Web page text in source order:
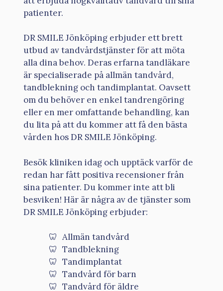
patienter.
DR SMILE Jönköping erbjuder ett brett
utbud av tandvårdstjänster för att möta
alla dina behov. Deras erfarna tandläkare
är specialiserade på allmän tandvård,
tandblekning och tandimplantat. Oavsett
om du behöver en enkel tandrengöring
eller en mer omfattande behandling, kan
du lita på att du kommer att få den bästa
vården hos DR SMILE Jönköping.
Besök kliniken idag och upptäck varför de
redan har fått positiva recensioner från
sina patienter. Du kommer inte att bli
besviken! Här är några av de tjänster som
DR SMILE Jönköping erbjuder:
Allmän tandvård
Tandblekning
Tandimplantat
Tandvård för barn
Tandvård för äldre